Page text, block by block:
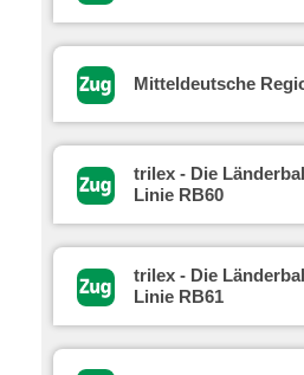
Mitteldeutsche
trilex - Die
Linie RB60
trilex - Die
Linie RB61